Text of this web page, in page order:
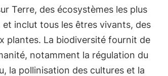
Terre, des écosystèmes les plus
et inclut tous les êtres vivants, des
plantes. La biodiversité fournit de
notamment la régulation du
la pollinisation des cultures et la